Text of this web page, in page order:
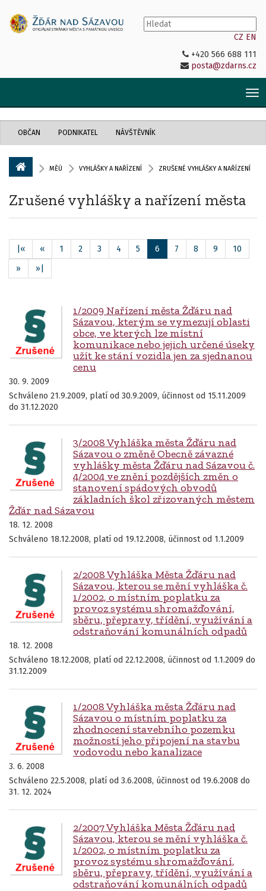
CZ EN
+420 566 688 111
posta@zdarns.cz
OBČAN PODNIKATEL NÁVŠTĚVNÍK
MĚÚ VYHLÁŠKY A NAŘÍZENÍ ZRUŠENÉ VYHLÁŠKY A NAŘÍZENÍ
Zrušené vyhlášky a nařízení města
|« « 1 2 3 4 5 6 7 8 9
10
»
»|
1/2009 Nařízení města Žďáru nad
Sázavou, kterým se vymezují oblasti
obce, ve kterých lze místní
komunikace nebo jejich určené úseky
užít ke stání vozidla jen za sjednanou
cenu
30. 9. 2009
Schváleno 21.9.2009, platí od 30.9.2009, účinnost od 15.11.2009
do 31.12.2020
3/2008 Vyhláška města Žďáru nad
Sázavou o změně Obecně závazné
vyhlášky města Žďáru nad Sázavou č.
4/2004 ve znění pozdějších změn o
stanovení spádových obvodů
základních škol zřizovaných městem
Žďár nad Sázavou
18. 12. 2008
Schváleno 18.12.2008, platí od 19.12.2008, účinnost od 1.1.2009
2/2008 Vyhláška Města Žďáru nad
Sázavou, kterou se mění vyhláška č.
1/2002, o místním poplatku za
provoz systému shromažďování,
sběru, přepravy, třídění, využívání a
odstraňování komunálních odpadů
18. 12. 2008
Schváleno 18.12.2008, platí od 22.12.2008, účinnost od 1.1.2009 do
31.12.2009
1/2008 Vyhláška města Žďáru nad
Sázavou o místním poplatku za
zhodnocení stavebního pozemku
možností jeho připojení na stavbu
vodovodu nebo kanalizace
3. 6. 2008
Schváleno 22.5.2008, platí od 3.6.2008, účinnost od 19.6.2008 do
31. 12. 2024
2/2007 Vyhláška Města Žďáru nad
Sázavou, kterou se mění vyhláška č.
1/2002, o místním poplatku za
provoz systému shromažďování,
sběru, přepravy, třídění, využívání a
odstraňování komunálních odpadů